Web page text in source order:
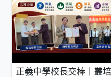
正義中學校長交棒｜叢